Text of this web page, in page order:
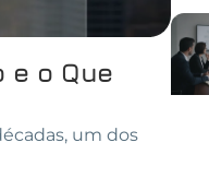
e o Que
um dos